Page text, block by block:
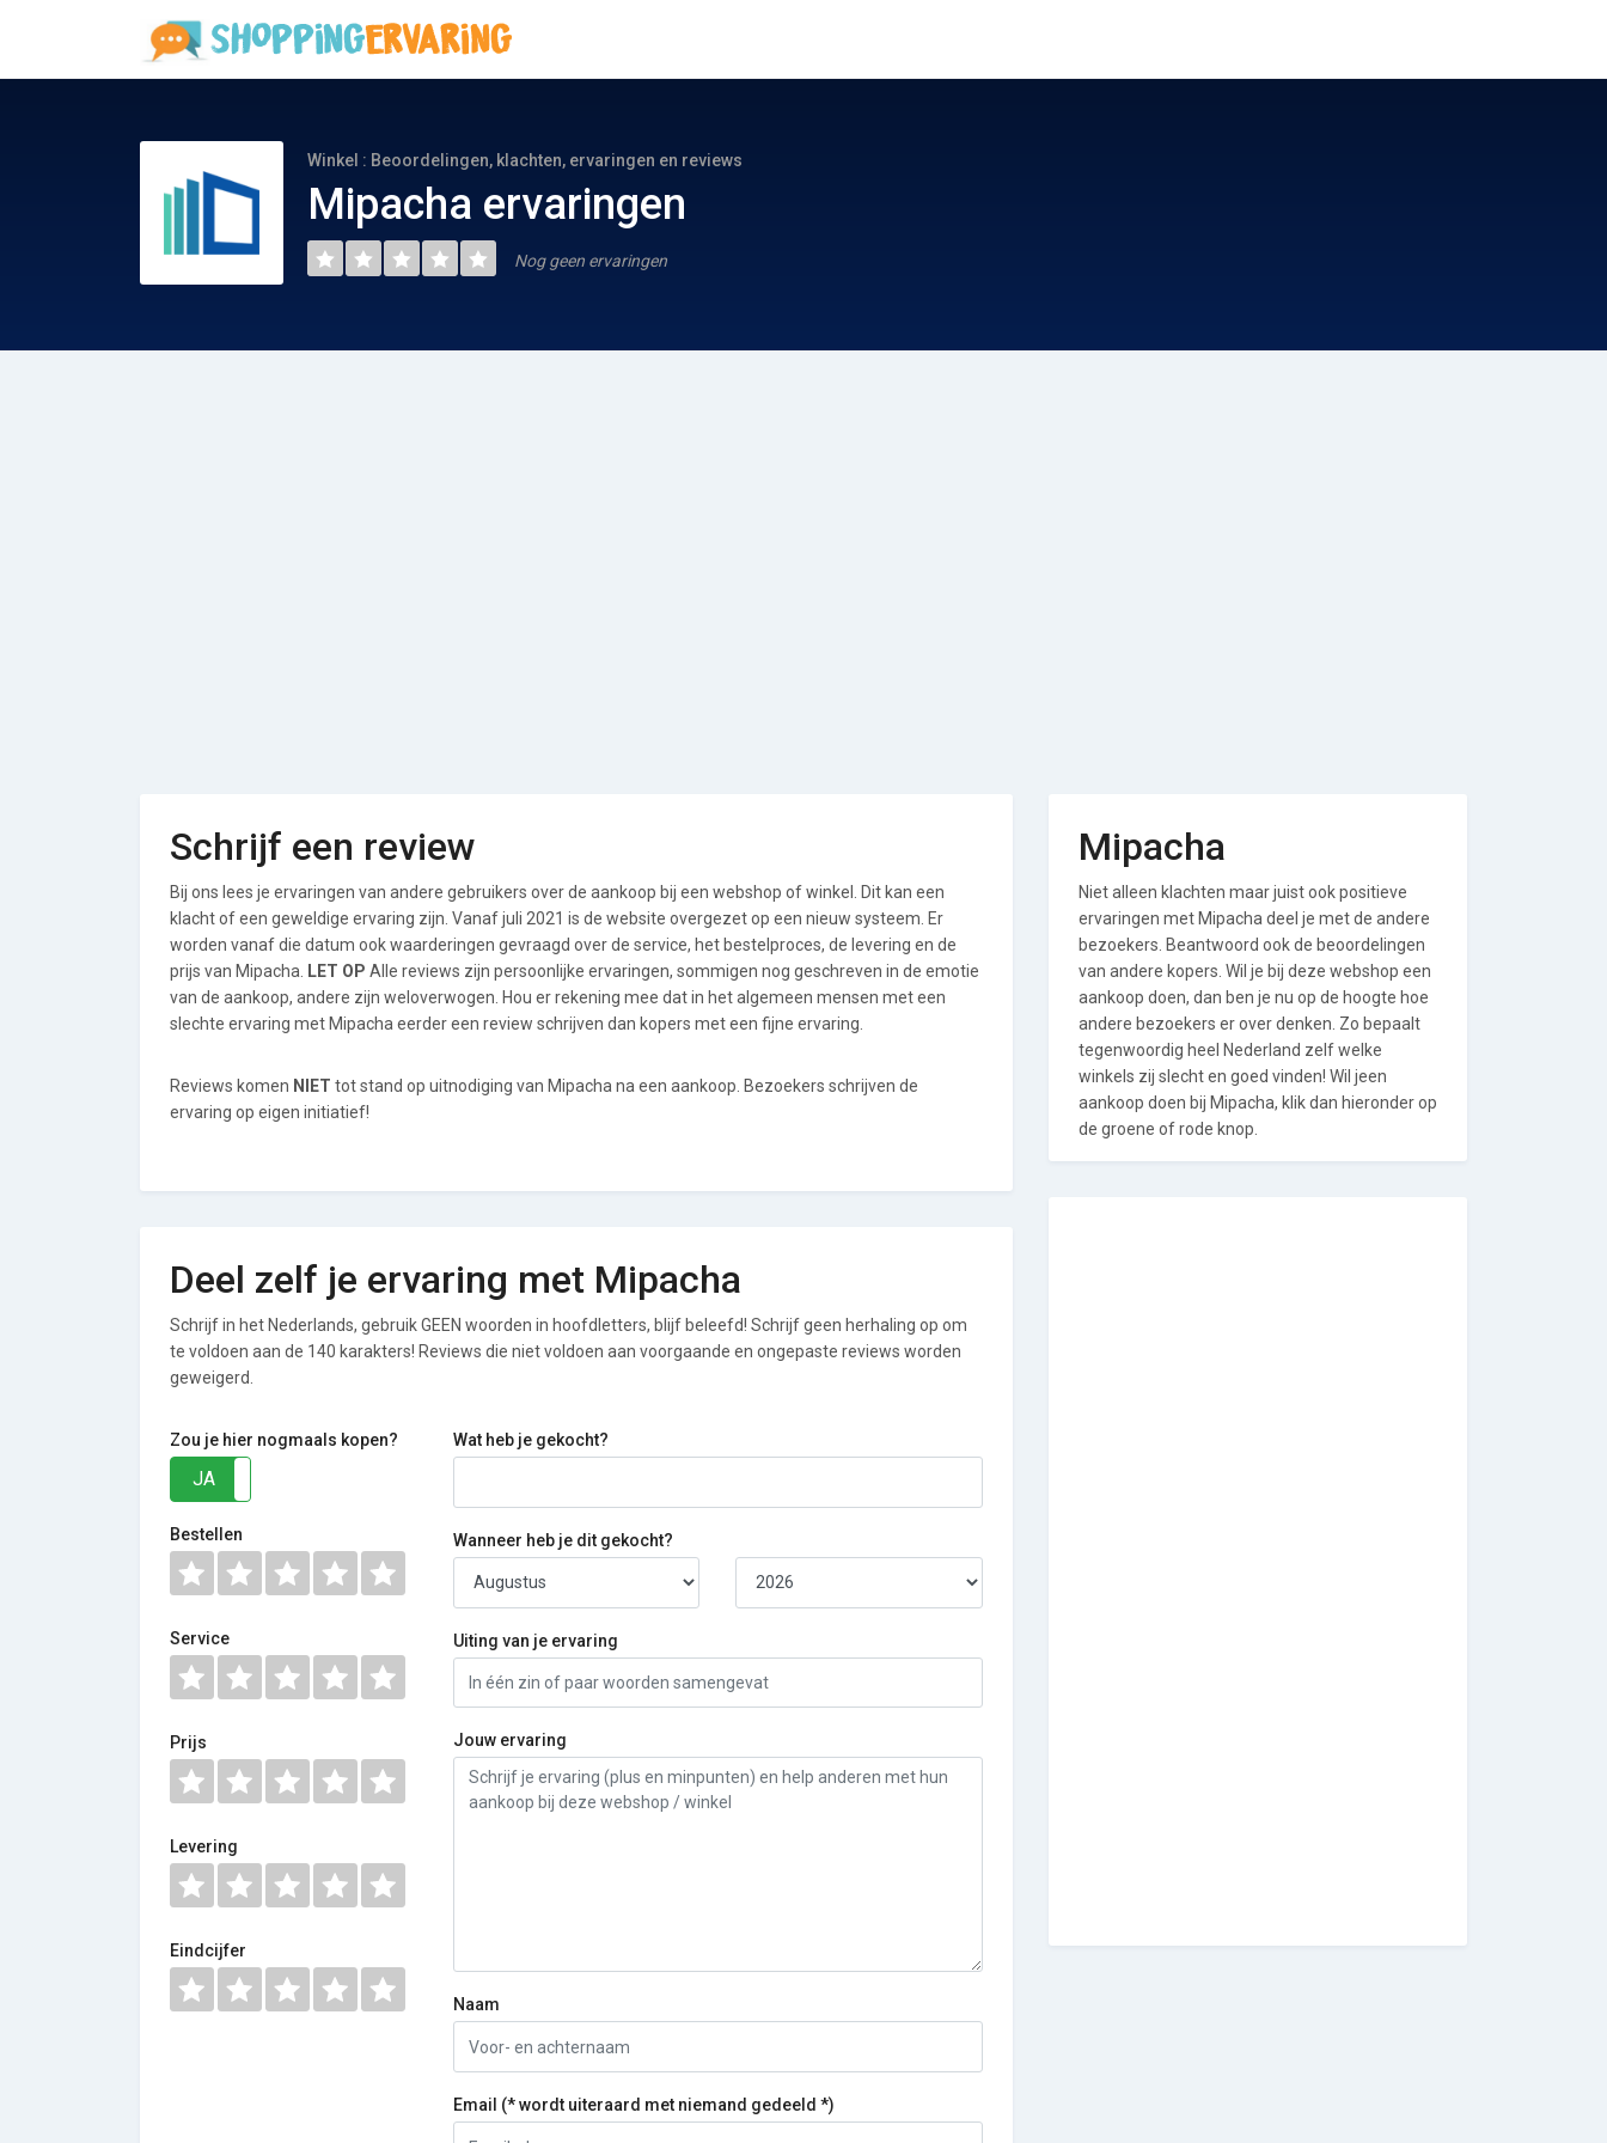
Winkel : Beoordelingen, klachten, ervaringen en reviews
Mipacha ervaringen
Nog geen ervaringen
Schrijf een review
Bij ons lees je ervaringen van andere gebruikers over de aankoop bij een webshop of winkel. Dit kan een
klacht of een geweldige ervaring zijn. Vanaf juli 2021 is de website overgezet op een nieuw systeem. Er
worden vanaf die datum ook waarderingen gevraagd over de service, het bestelproces, de levering en de
prijs van Mipacha.
LET OP Alle reviews zijn persoonlijke ervaringen, sommigen nog geschreven in de emotie
van de aankoop, andere zijn weloverwogen. Hou er rekening mee dat in het algemeen mensen met een
slechte ervaring met Mipacha eerder een review schrijven dan kopers met een fijne ervaring.
Reviews komen NIET tot stand op uitnodiging van Mipacha na een aankoop. Bezoekers schrijven de
ervaring op eigen initiatief!
Deel zelf je ervaring met Mipacha
Schrijf in het Nederlands, gebruik GEEN woorden in hoofdletters, blijf beleefd! Schrijf geen herhaling op om
te voldoen aan de 140 karakters! Reviews die niet voldoen aan voorgaande en ongepaste reviews worden
geweigerd.
Zou je hier nogmaals kopen?
JA
Bestellen
Service
Prijs
Levering
Eindcijfer
Wat heb je gekocht?
Wanneer heb je dit gekocht?
Uiting van je ervaring
Jouw ervaring
Naam
Email (* wordt uiteraard met niemand gedeeld *)
Mipacha
Niet alleen klachten maar juist ook positieve
ervaringen met Mipacha deel je met de andere
bezoekers. Beantwoord ook de beoordelingen
van andere kopers. Wil je bij deze webshop een
aankoop doen, dan ben je nu op de hoogte hoe
andere bezoekers er over denken. Zo bepaalt
tegenwoordig heel Nederland zelf welke
winkels zij slecht en goed vinden! Wil jeen
aankoop doen bij Mipacha, klik dan hieronder op
de groene of rode knop.